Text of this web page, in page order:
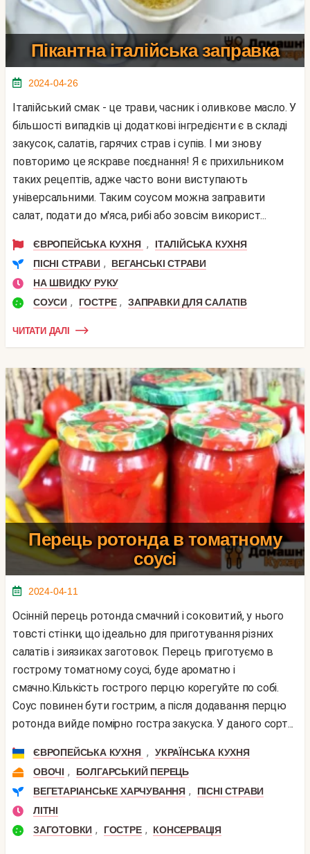
Пікантна італійська заправка
2024-04-26
більшості випадків ці додаткові інгредієнти є в складі
закусок, салатів, гарячих страв і супів. І ми знову
повторимо це яскраве поєднання! Я є прихильником
таких рецептів, адже часто вони виступають
універсальними. Таким соусом можна заправити
салат, подати до м'яса, рибі або зовсім використ...
ЄВРОПЕЙСЬКА КУХНЯ ,
ІТАЛІЙСЬКА КУХНЯ
ПІСНІ СТРАВИ ,
ВЕГАНСЬКІ СТРАВИ
НА ШВИДКУ РУКУ
СОУСИ , ГОСТРЕ , ЗАПРАВКИ ДЛЯ САЛАТІВ
ЧИТАТИ ДАЛІ
Перець ротонда в томатному
соусі
2024-04-11
Осінній перець ротонда смачний і соковитий, у нього
товсті стінки, що ідеально для приготування різних
салатів і зиязиках заготовок. Перець приготуємо в
гострому томатному соусі, буде ароматно і
смачно.Кількість гострого перцю корегуйте по собі.
Соус повинен бути гострим, а після додавання перцю
ротонда вийде помірно гостра закуска. У даного сорт...
ЄВРОПЕЙСЬКА КУХНЯ ,
УКРАЇНСЬКА КУХНЯ
ОВОЧІ ,
БОЛГАРСЬКИЙ ПЕРЕЦЬ
ВЕГЕТАРІАНСЬКЕ ХАРЧУВАННЯ ,
ПІСНІ СТРАВИ
ЛІТНІ
ЗАГОТОВКИ , ГОСТРЕ , КОНСЕРВАЦІЯ